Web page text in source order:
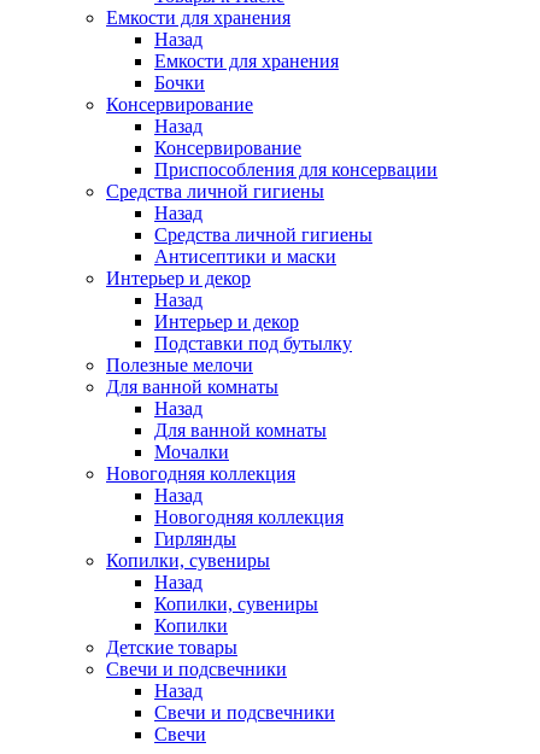
Емкости для хранения
Назад
Емкости для хранения
Бочки
Консервирование
Назад
Консервирование
Приспособления для консервации
Средства личной гигиены
Назад
Средства личной гигиены
Антисептики и маски
Интерьер и декор
Назад
Интерьер и декор
Подставки под бутылку
Полезные мелочи
Для ванной комнаты
Назад
Для ванной комнаты
Мочалки
Новогодняя коллекция
Назад
Новогодняя коллекция
Гирлянды
Копилки, сувениры
Назад
Копилки, сувениры
Копилки
Детские товары
Свечи и подсвечники
Назад
Свечи и подсвечники
Свечи